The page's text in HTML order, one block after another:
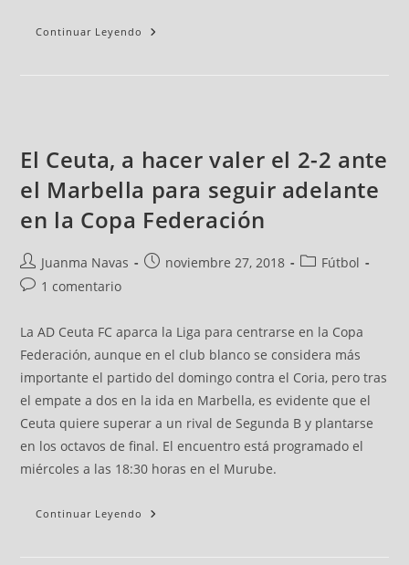
Continuar Leyendo
El Ceuta, a hacer valer el 2-2 ante
el Marbella para seguir adelante
en la Copa Federación
Juanma Navas noviembre 27, 2018
Fútbol
1 comentario
La AD Ceuta FC aparca la Liga para centrarse en la Copa
Federación, aunque en el club blanco se considera más
importante el partido del domingo contra el Coria, pero tras
el empate a dos en la ida en Marbella, es evidente que el
Ceuta quiere superar a un rival de Segunda B y plantarse
en los octavos de final. El encuentro está programado el
miércoles a las 18:30 horas en el Murube.
Continuar Leyendo